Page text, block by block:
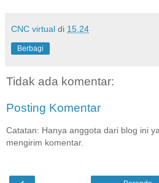
CNC virtual di 15.24
Berbagi
Tidak ada komentar:
Posting Komentar
Catatan: Hanya anggota dari blog ini
mengirim komentar.